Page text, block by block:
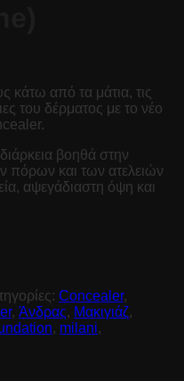
κάτω από τα μάτια, τις
του δέρματος με το νέο
βοηθά στην
πόρων και των ατελειών
αψεγάδιαστη όψη και
Concealer,
, Άνδρας, Μακιγιάζ,
, milani,